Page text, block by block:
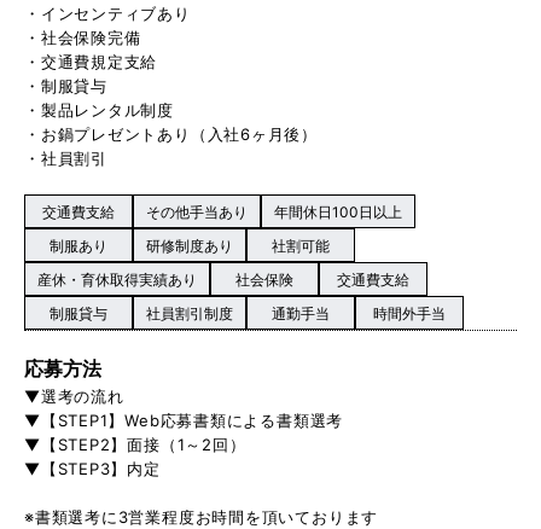
・インセンティブあり
・社会保険完備
・交通費規定支給
・制服貸与
・製品レンタル制度
・お鍋プレゼントあり（入社6ヶ月後）
・社員割引
交通費支給 その他手当あり
年間休日100日以上
制服あり
研修制度あり
社割可能
産休・育休取得実績あり
社会保険
交通費支給
制服貸与
社員割引制度 通勤手当 時間外手当
応募方法
▼選考の流れ
▼【STEP1】Web応募書類による書類選考
▼【STEP2】面接（1～2回）
▼【STEP3】内定
※書類選考に3営業程度お時間を頂いております